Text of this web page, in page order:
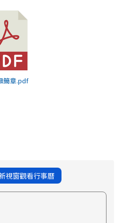
簡章.pdf
視窗觀看行事曆